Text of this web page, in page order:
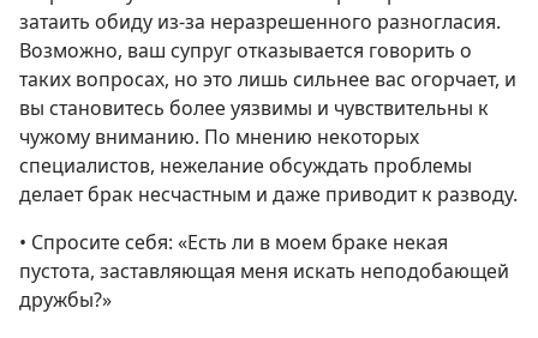
затаить обиду из-за неразрешенного разногласия.
Возможно, ваш супруг отказывается говорить о
таких вопросах, но это лишь сильнее вас огорчает, и
вы становитесь более уязвимы и чувствительны к
чужому вниманию. По мнению некоторых
специалистов, нежелание обсуждать проблемы
делает брак несчастным и даже приводит к разводу.
• Спросите себя: «Есть ли в моем браке некая
пустота, заставляющая меня искать неподобающей
дружбы?»